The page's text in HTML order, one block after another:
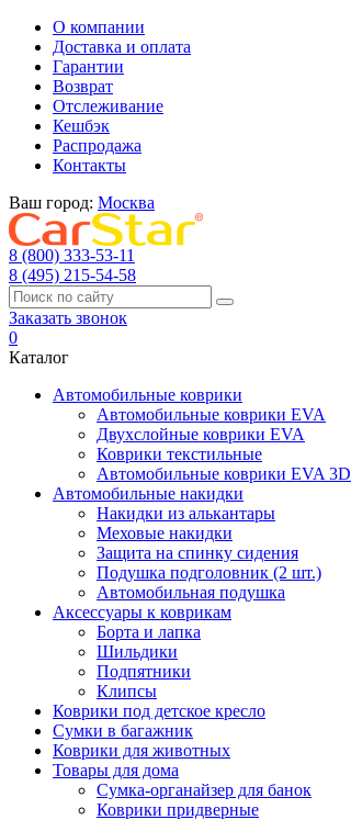
О компании
Доставка и оплата
Гарантии
Возврат
Отслеживание
Кешбэк
Распродажа
Контакты
Ваш город: Москва
8 (800) 333-53-11
8 (495) 215-54-58
Заказать звонок
0
Каталог
Автомобильные коврики
Автомобильные коврики EVA
Двухслойные коврики EVA
Коврики текстильные
Автомобильные коврики EVA 3D
Автомобильные накидки
Накидки из алькантары
Меховые накидки
Защита на спинку сидения
Подушка подголовник (2 шт.)
Автомобильная подушка
Аксессуары к коврикам
Борта и лапка
Шильдики
Подпятники
Клипсы
Коврики под детское кресло
Сумки в багажник
Коврики для животных
Товары для дома
Сумка-органайзер для банок
Коврики придверные